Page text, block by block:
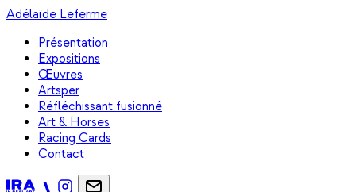
Adélaïde Leferme
Présentation
Expositions
Œuvres
Artsper
Réfléchissant fusionné
Art & Horses
Racing Cards
Contact